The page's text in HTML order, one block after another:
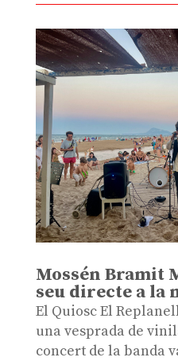
Mossén Bramit
seu directe a la
El Quiosc El
una vesprada de
concert de la banda